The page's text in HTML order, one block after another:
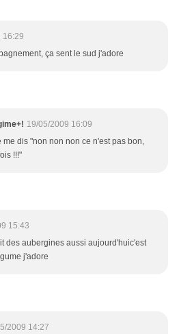
16:29
ça sent le sud j'adore
19/05/2009 16:09
me dis "non non non ce n'est pas bon,
!!!"
15:43
des aubergines aussi aujourd'huic'est
j'adore
2009 14:27